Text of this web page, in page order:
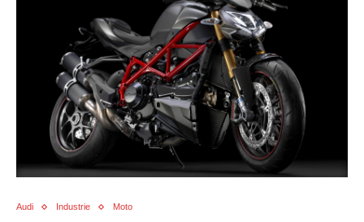
Audi Industrie Moto